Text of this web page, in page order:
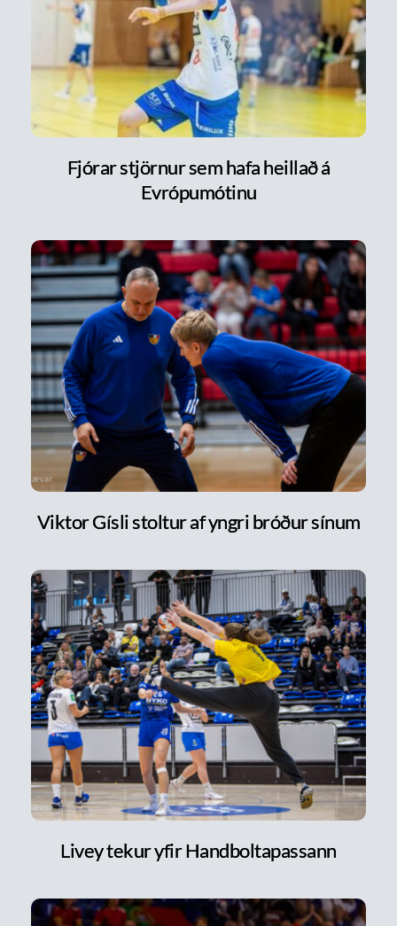
Fjórar stjörnur sem hafa heillað á
Evrópumótinu
Viktor Gísli stoltur af yngri bróður sínum
Livey tekur yfir Handboltapassann